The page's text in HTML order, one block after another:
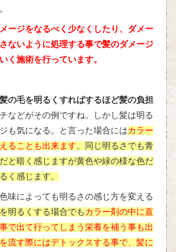
ージをなるべく少なくしたり、ダメー
ないように処理する事で髪のダメージ
く施術を行っています。
の毛を明るくすればするほど髪の負担
などがその例ですね。しかし髪は明る
も気になる。と言った場合にはカラー
ることも出来ます 。同じ明るさでも青
と暗く感じますが黄色や緑の様な色だ
く感じます。
味によっても明るさの感じ方を変える
明るくする場合でも カラー剤の中に直
で出て行ってしまう栄養を補う事も出
流す際にはデトックスする事で、髪に